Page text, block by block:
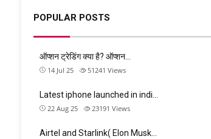
POPULAR POSTS
ऑप्शन ट्रेडिंग क्या है? ऑप्शन…
14 Jul 25 51241 Views
Latest iphone launched in indi…
22 Aug 25 23191 Views
Airtel and Starlink( Elon Musk…